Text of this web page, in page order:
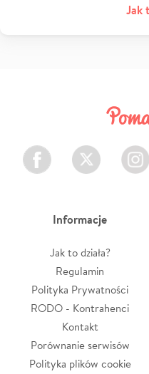
Jak
Facebook Twitter
Informacje
Jak to działa?
Regulamin
Polityka Prywatności
RODO - Kontrahenci
Kontakt
Porównanie serwisów
Polityka plików cookie